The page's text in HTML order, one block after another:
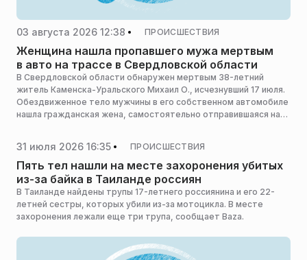
03 августа 2026 12:38 ПРОИСШЕСТВИЯ
Женщина нашла пропавшего мужа мертвым
в авто на трассе в Свердловской области
В Свердловской области обнаружен мертвым 38-летний
житель Каменска-Уральского Михаил О., исчезнувший 17 июля.
Обездвиженное тело мужчины в его собственном автомобиле
нашла гражданская жена, самостоятельно отправившаяся на
31 июля 2026 16:35 ПРОИСШЕСТВИЯ
Пять тел нашли на месте захоронения убитых
из-за байка в Таиланде россиян
В Таиланде найдены трупы 17-летнего россиянина и его 22-
летней сестры, которых убили из-за мотоцикла. В месте
захоронения лежали еще три трупа, сообщает Baza.